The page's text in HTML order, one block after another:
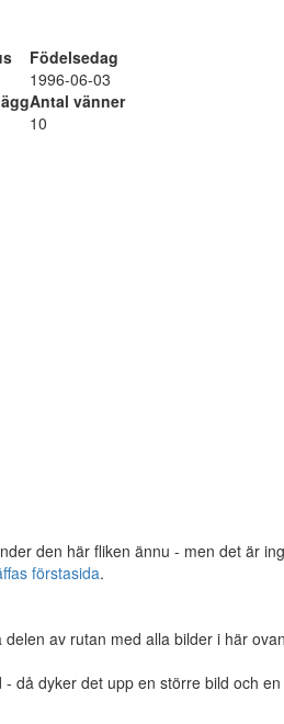
Födelsedag
1996-06-03
Antal vänner
10
den här fliken ännu - men det är
förstasida.
av rutan med alla bilder i här
- då dyker det upp en större bild och